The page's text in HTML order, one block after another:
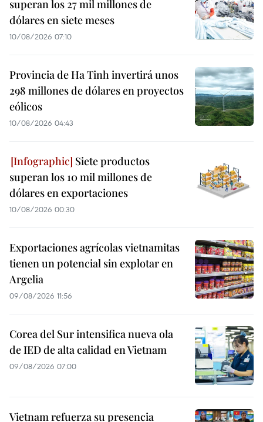
superan los 27 mil millones de
dólares en siete meses
10/08/2026 07:10
Provincia de Ha Tinh invertirá unos
298 millones de dólares en proyectos
eólicos
10/08/2026 04:43
Siete productos
superan los 10 mil millones de
dólares en exportaciones
10/08/2026 00:30
Exportaciones agrícolas vietnamitas
tienen un potencial sin explotar en
Argelia
09/08/2026 11:56
Corea del Sur intensifica nueva ola
de IED de alta calidad en Vietnam
09/08/2026 07:00
Vietnam refuerza su presencia